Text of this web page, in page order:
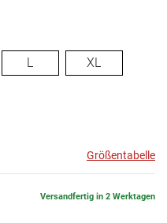
L XL
Größentabelle
Versandfertig in 2 Werktagen